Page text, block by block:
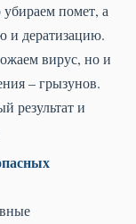
помет, а
и дератизацию.
вирус, но и
– грызунов.
результат и